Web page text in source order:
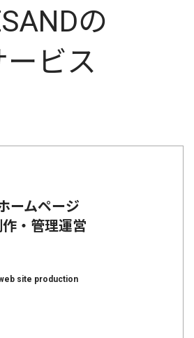
の
ービス
ームページ
作・管理運営
site production